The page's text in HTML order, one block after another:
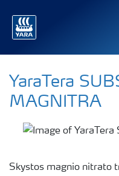
YaraTera
MAGNITRA
Skystos magnio nitrato